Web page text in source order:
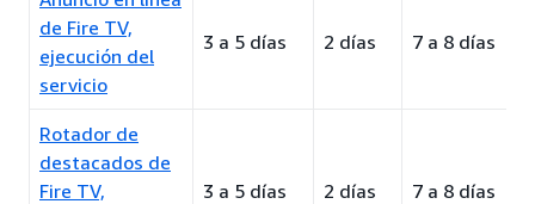
de Fire TV,
ejecución del
servicio
3 a 5 días 2 días 7 a 8 días
Rotador de
destacados de
Fire TV,
3 a 5 días 2 días 7 a 8 días